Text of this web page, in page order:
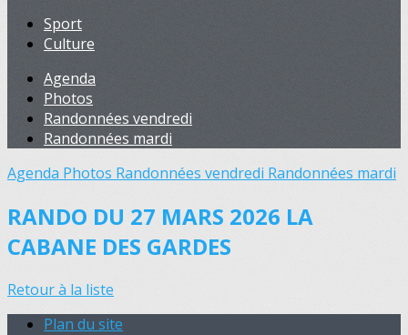
Sport
Culture
Agenda
Photos
Randonnées vendredi
Randonnées mardi
Agenda Photos Randonnées vendredi Randonnées mardi
RANDO DU 27 MARS 2026 LA
CABANE DES GARDES
Retour à la liste
Plan du site